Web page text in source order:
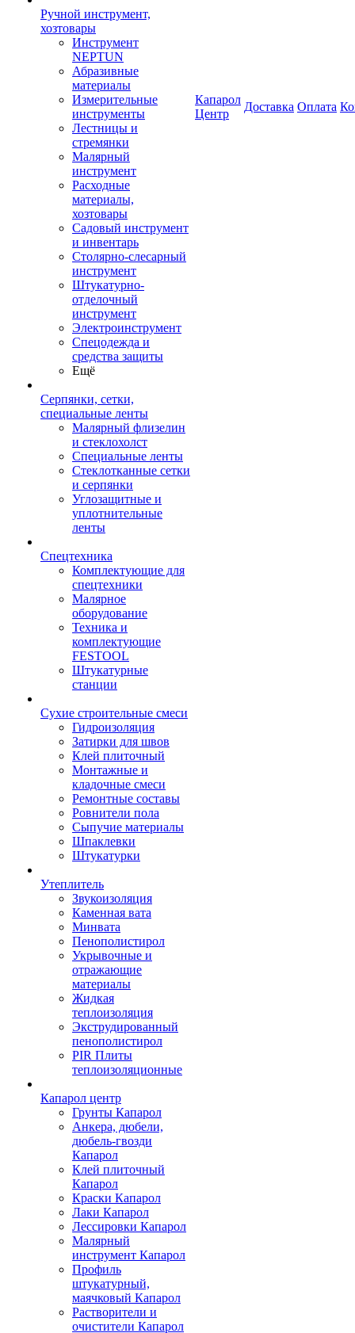
Ручной инструмент,
хозтовары
Инструмент
NEPTUN
Абразивные
материалы
Измерительные
инструменты
Лестницы и
стремянки
Малярный
инструмент
Расходные
материалы,
хозтовары
Садовый инструмент
и инвентарь
Столярно-слесарный
инструмент
Штукатурно-
отделочный
инструмент
Электроинструмент
Спецодежда и
средства защиты
Ещё
Серпянки, сетки,
специальные ленты
Малярный флизелин
и стеклохолст
Специальные ленты
Стеклотканные сетки
и серпянки
Углозащитные и
уплотнительные
ленты
Спецтехника
Комплектующие для
спецтехники
Малярное
оборудование
Техника и
комплектующие
FESTOOL
Штукатурные
станции
Сухие строительные смеси
Гидроизоляция
Затирки для швов
Клей плиточный
Монтажные и
кладочные смеси
Ремонтные составы
Ровнители пола
Сыпучие материалы
Шпаклевки
Штукатурки
Утеплитель
Звукоизоляция
Каменная вата
Минвата
Пенополистирол
Укрывочные и
отражающие
материалы
Жидкая
теплоизоляция
Экструдированный
пенополистирол
PIR Плиты
теплоизоляционные
Капарол центр
Грунты Капарол
Анкера, дюбели,
дюбель-гвозди
Капарол
Клей плиточный
Капарол
Краски Капарол
Лаки Капарол
Лессировки Капарол
Малярный
инструмент Капарол
Профиль
штукатурный,
маячковый Капарол
Растворители и
очистители Капарол
Капарол
Центр
Доставка Оплата